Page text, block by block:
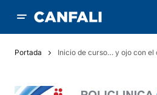
Portada Inicio de curso… y ojo con el